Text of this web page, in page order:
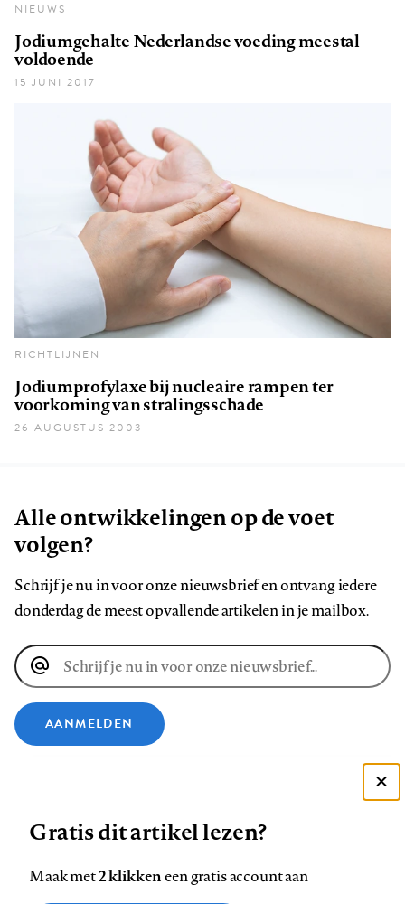
NIEUWS
Jodiumgehalte Nederlandse voeding meestal
voldoende
15 JUNI 2017
RICHTLIJNEN
Jodiumprofylaxe bij nucleaire rampen ter
voorkoming van stralingsschade
26 AUGUSTUS 2003
Alle ontwikkelingen op de voet
volgen?
Schrijf je nu in voor onze nieuwsbrief en ontvang iedere
donderdag de meest opvallende artikelen in je mailbox.
E-
mailadres
AANMELDEN
Volg
ons
Volg
ons
Volg
ons
Volg
ons
Volg
ons
ons
Zie onze cookie policy
Gratis dit artikel lezen?
Maak met2 klikkeneen gratis account aan